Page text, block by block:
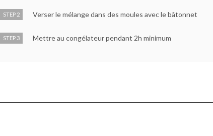
STEP 2 Verser le mélange dans des moules avec le bâtonnet
STEP 3 Mettre au congélateur pendant 2h minimum